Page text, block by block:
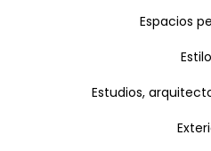
Espacios
Estudios,